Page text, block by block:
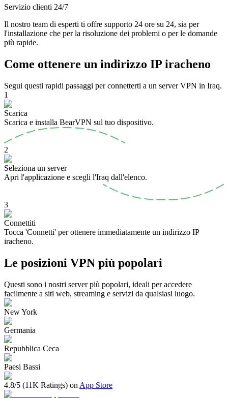
Servizio clienti 24/7
Il nostro team di esperti ti offre supporto 24 ore su 24, sia per
l'installazione che per la risoluzione dei problemi o per le domande
più rapide.
Come ottenere un indirizzo IP iracheno
Segui questi rapidi passaggi per connetterti a un server VPN in Iraq.
1
Scarica
Scarica e installa BearVPN sul tuo dispositivo.
2
Seleziona un server
Apri l'applicazione e scegli l'Iraq dall'elenco.
3
Connettiti
Tocca 'Connetti' per ottenere immediatamente un indirizzo IP
iracheno.
Le posizioni VPN più popolari
Questi sono i nostri server più popolari, ideali per accedere
facilmente a siti web, streaming e servizi da qualsiasi luogo.
New York
Germania
Repubblica Ceca
Paesi Bassi
4.8/5 (11K Ratings) on App Store